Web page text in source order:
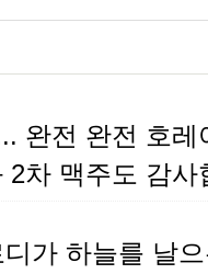
완전 완전 호
차 맥주도 감사
가 하늘를 날